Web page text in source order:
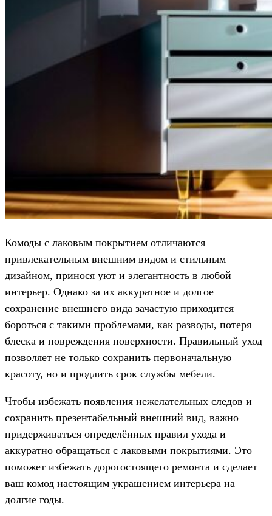
Комоды с лаковым покрытием отличаются
привлекательным внешним видом и стильным
дизайном, принося уют и элегантность в любой
интерьер. Однако за их аккуратное и долгое
сохранение внешнего вида зачастую приходится
бороться с такими проблемами, как разводы, потеря
блеска и повреждения поверхности. Правильный уход
позволяет не только сохранить первоначальную
красоту, но и продлить срок службы мебели.
Чтобы избежать появления нежелательных следов и
сохранить презентабельный внешний вид, важно
придерживаться определённых правил ухода и
аккуратно обращаться с лаковыми покрытиями. Это
поможет избежать дорогостоящего ремонта и сделает
ваш комод настоящим украшением интерьера на
долгие годы.